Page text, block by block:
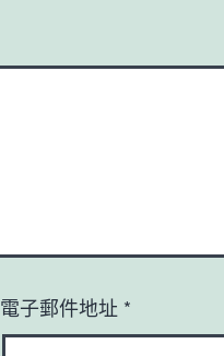
電子郵件地址 *